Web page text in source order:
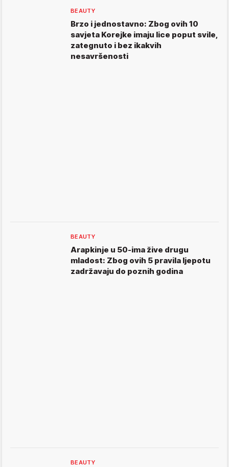
BEAUTY
Brzo i jednostavno: Zbog ovih 10
savjeta Korejke imaju lice poput svile,
zategnuto i bez ikakvih
nesavršenosti
BEAUTY
Arapkinje u 50-ima žive drugu
mladost: Zbog ovih 5 pravila ljepotu
zadržavaju do poznih godina
BEAUTY